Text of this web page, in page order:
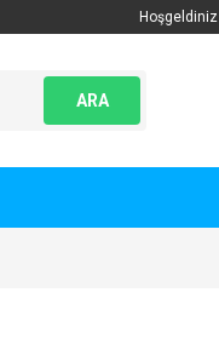
Hoşgeldiniz
ARA